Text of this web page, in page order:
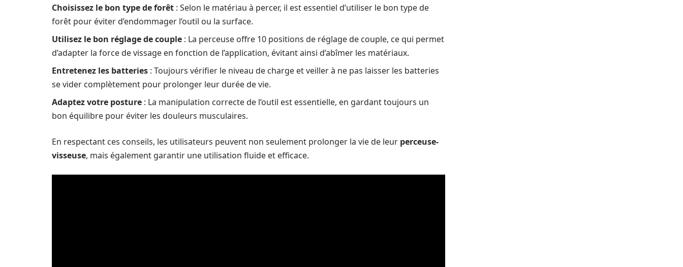
Choisissez le bon type de forêt : Selon le matériau à percer, il est essentiel d’utiliser le bon type de
forêt pour éviter d’endommager l’outil ou la surface.
Utilisez le bon réglage de couple : La perceuse offre 10 positions de réglage de couple, ce qui permet
d’adapter la force de vissage en fonction de l’application, évitant ainsi d’abîmer les matériaux.
Entretenez les batteries : Toujours vérifier le niveau de charge et veiller à ne pas laisser les batteries
se vider complètement pour prolonger leur durée de vie.
Adaptez votre posture : La manipulation correcte de l’outil est essentielle, en gardant toujours un
bon équilibre pour éviter les douleurs musculaires.
En respectant ces conseils, les utilisateurs peuvent non seulement prolonger la vie de leur perceuse-
visseuse, mais également garantir une utilisation fluide et efficace.